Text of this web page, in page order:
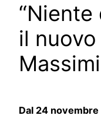
“Niente
il
Dal 24